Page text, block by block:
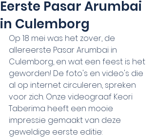
Eerste Pasar Arumbai
in Culemborg
Op 18 mei was het zover, de
allereerste Pasar Arumbai in
Culemborg, en wat een feest is het
geworden! De foto's en video's die
al op internet circuleren, spreken
voor zich. Onze videograaf Keori
Taberima heeft een mooie
impressie gemaakt van deze
geweldige eerste editie: